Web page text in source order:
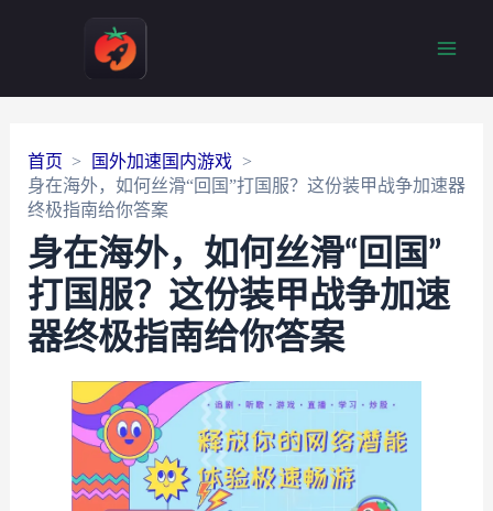
首页
国外加速国内游戏
身在海外，如何丝滑“回国”打国服？这份装甲战争加速器
终极指南给你答案
身在海外，如何丝滑“回国”
打国服？这份装甲战争加速
器终极指南给你答案